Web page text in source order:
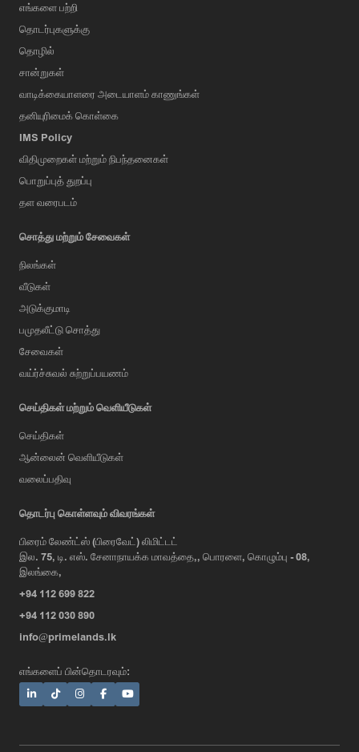
எங்களை பற்றி
தொடர்புகளுக்கு
தொழில்
சான்றுகள்
வாடிக்கையாளரை அடையாளம் காணுங்கள்
தனியுரிமைக் கொள்கை
IMS Policy
விதிமுறைகள் மற்றும் நிபந்தனைகள்
பொறுப்புத் துறப்பு
தள வரைபடம்
சொத்து மற்றும் சேவைகள்
நிலங்கள்
வீடுகள்
அடுக்குமாடி
பமுதலீட்டு சொத்து
சேவைகள்
வய்ர்ச்சுவல் சுற்றுப்பயணம்
செய்திகள் மற்றும் வெளியீடுகள்
செய்திகள்
ஆன்லைன் வெளியீடுகள்
வலைப்பதிவு
தொடர்பு கொள்ளவும் விவரங்கள்
பிரைம் லேண்ட்ஸ் (பிரைவேட்) லிமிட்டட்
இல. 75, டி. எஸ். சேனாநாயக்க மாவத்தை,, பொரளை, கொழும்பு - 08,
இலங்கை,
+94 112 699 822
+94 112 030 890
info@primelands.lk
எங்களைப் பின்தொடரவும்: